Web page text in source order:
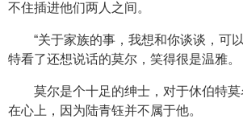
不住插进他们两人之间。
“关于家族的事，我想和你谈谈，可
特看了还想说话的莫尔，笑得很是温雅。
莫尔是个十足的绅士，对于休伯特
在心上，因为陆青钰并不属于他。